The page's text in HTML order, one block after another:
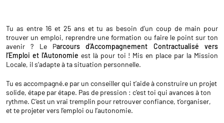
Tu as entre 16 et 25 ans et tu as besoin d’un coup de main pour
trouver un emploi, reprendre une formation ou faire le point sur ton
avenir ? Le Parcours d’Accompagnement Contractualisé vers
l’Emploi et l’Autonomie est là pour toi ! Mis en place par la Mission
Locale, il s’adapte à ta situation personnelle.
Tu es accompagné.e par un conseiller qui t’aide à construire un projet
solide, étape par étape. Pas de pression : c’est toi qui avances à ton
rythme. C'est un vrai tremplin pour retrouver confiance, t’organiser,
et te projeter vers l’emploi ou l’autonomie.